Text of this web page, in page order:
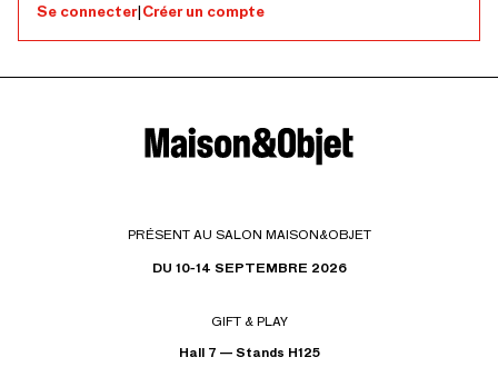
Se connecter|Créer un compte
PRÉSENT AU SALON MAISON&OBJET
DU 10-14 SEPTEMBRE 2026
GIFT & PLAY
Hall 7 — Stands H125